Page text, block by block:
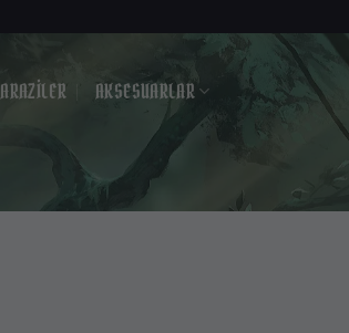
ARAZILER AKSESUARLAR